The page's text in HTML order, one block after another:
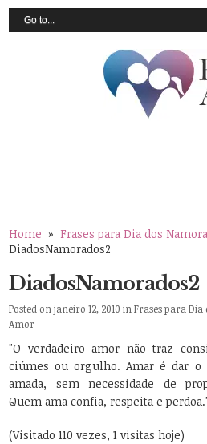
Home » Frases para Dia dos
DiadosNamorados2
DiadosNamorados2
Posted on janeiro 12, 2010 inFrases para
Amor
"O verdadeiro amor não traz
ciúmes ou orgulho. Amar é dar o
amada, sem necessidade de
Quem ama confia, respeita e
(Visitado 110 vezes, 1 visitas hoje)